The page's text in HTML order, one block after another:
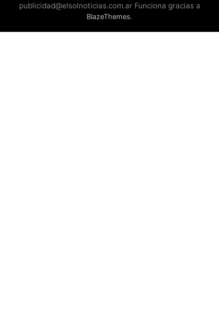
publicidad@elsolnoticias.com.ar Funciona gracias a
BlazeThemes.